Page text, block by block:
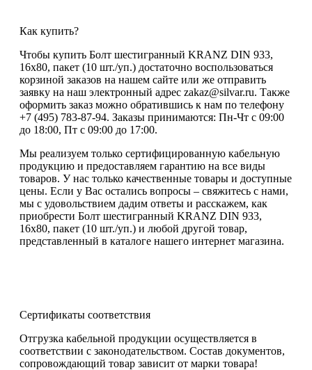
Как купить?
Чтобы купить Болт шестигранный KRANZ DIN 933,
16х80, пакет (10 шт./уп.) достаточно воспользоваться
корзиной заказов на нашем сайте или же отправить
заявку на наш электронный адрес zakaz@silvar.ru. Также
оформить заказ можно обратившись к нам по телефону
+7 (495) 783-87-94. Заказы принимаются: Пн-Чт с 09:00
до 18:00, Пт с 09:00 до 17:00.
Мы реализуем только сертифицированную кабельную
продукцию и предоставляем гарантию на все виды
товаров. У нас только качественные товары и доступные
цены. Если у Вас остались вопросы – свяжитесь с нами,
мы с удовольствием дадим ответы и расскажем, как
приобрести Болт шестигранный KRANZ DIN 933,
16х80, пакет (10 шт./уп.) и любой другой товар,
представленный в каталоге нашего интернет магазина.
Сертификаты соответствия
Отгрузка кабельной продукции осуществляется в
соответствии с законодательством. Состав документов,
сопровождающий товар зависит от марки товара!